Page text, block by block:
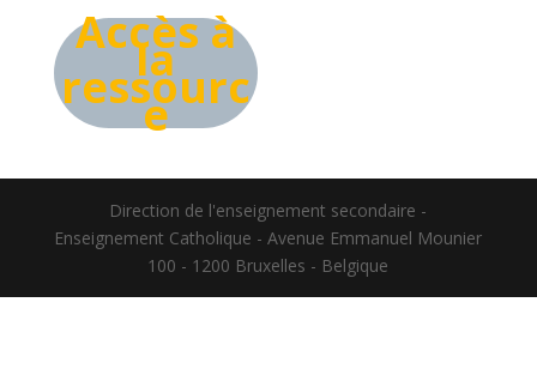
Accès à
la
ressourc
e
Direction de l'enseignement secondaire -
Enseignement Catholique - Avenue Emmanuel Mounier
100 - 1200 Bruxelles - Belgique